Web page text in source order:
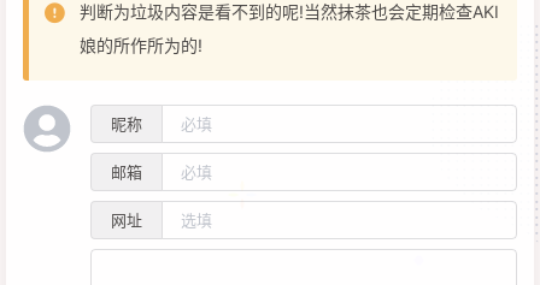
判断为垃圾内容是看不到的呢!当然抹茶也会定期检查AKI
娘的所作所为的!
昵称
邮箱
网址